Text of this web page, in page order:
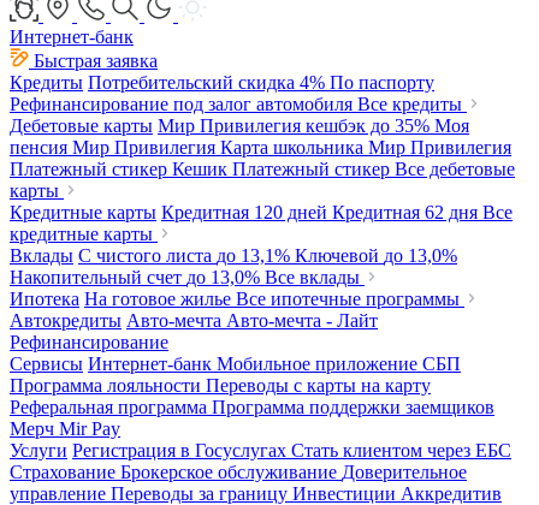
Интернет-банк
Быстрая заявка
Кредиты Потребительский скидка 4% По паспорту
Рефинансирование под залог автомобиля Все кредиты
Дебетовые карты Мир Привилегия кешбэк до 35% Моя
пенсия Мир Привилегия Карта школьника Мир Привилегия
Платежный стикер Кешик Платежный стикер Все дебетовые
карты
Кредитные карты Кредитная 120 дней Кредитная 62 дня Все
кредитные карты
Вклады С чистого листа до 13,1% Ключевой до 13,0%
Накопительный счет до 13,0% Все вклады
Ипотека На готовое жилье Все ипотечные программы
Автокредиты Авто-мечта Авто-мечта - Лайт
Рефинансирование
Сервисы Интернет-банк Мобильное приложение СБП
Программа лояльности Переводы с карты на карту
Реферальная программа Программа поддержки заемщиков
Мерч Mir Pay
Услуги Регистрация в Госуслугах Стать клиентом через ЕБС
Страхование Брокерское обслуживание Доверительное
управление Переводы за границу Инвестиции Аккредитив